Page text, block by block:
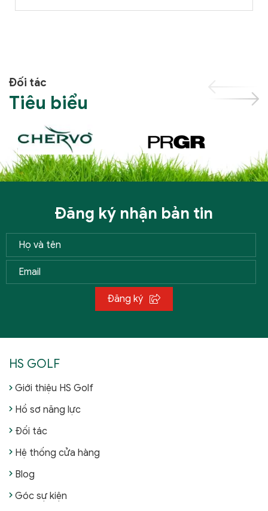
Đối tác
Tiêu biểu
Đăng ký nhận bản tin
Đăng ký
HS GOLF
Giới thiệu HS Golf
Hồ sơ năng lực
Đối tác
Hệ thống cửa hàng
Blog
Góc sự kiện